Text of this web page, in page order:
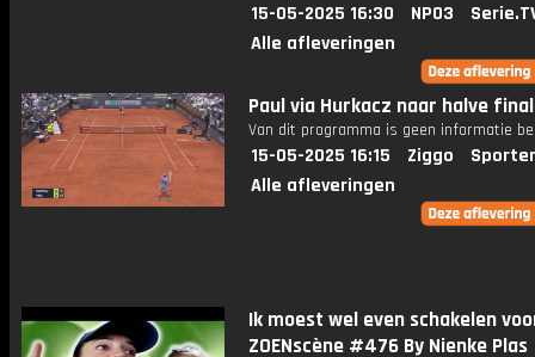
15-05-2025 16:30 NPO3
Alle afleveringen
Paul via Hurkacz naar halve
Van dit programma is geen informatie
15-05-2025 16:15 Ziggo
Alle afleveringen
Ik moest wel even schakelen
ZOENscène #476 By Nienke Plas